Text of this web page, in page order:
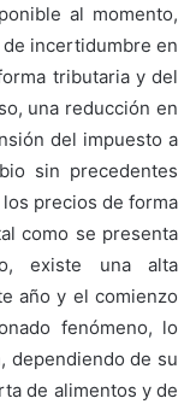
al momento,
incertidumbre en
tributaria y del
una reducción en
del impuesto a
sin precedentes
precios de forma
como se presenta
existe una alta
año y el comienzo
fenómeno, lo
dependiendo de su
de alimentos y de